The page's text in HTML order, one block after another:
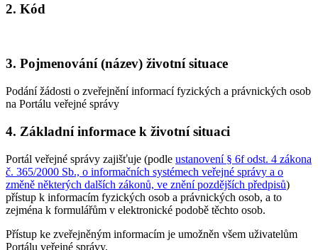
2. Kód
3. Pojmenování (název) životní situace
Podání žádosti o zveřejnění informací fyzických a právnických osob
na Portálu veřejné správy
4. Základní informace k životní situaci
Portál veřejné správy zajišťuje (podle ustanovení § 6f odst. 4 zákona
č. 365/2000 Sb., o informačních systémech veřejné správy a o
změně některých dalších zákonů, ve znění pozdějších předpisů)
přístup k informacím fyzických osob a právnických osob, a to
zejména k formulářům v elektronické podobě těchto osob.
Přístup ke zveřejněným informacím je umožněn všem uživatelům
Portálu veřejné správy.